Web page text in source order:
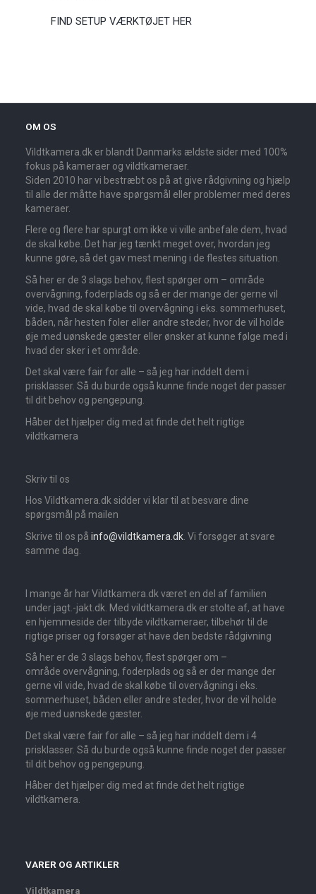
FIND SETUP VÆRKTØJET HER
OM OS
Vildtkamera.dk er blandt Danmarks ældste sider med 100%
fokus på kameraer og vildtkameraer.
Siden 2010 har vi bestræbt os på at give rådgivning og hjælp
til alle der måtte have spørgsmål eller problemer med deres
kameraer.
Flere og flere har spurgt om ikke vi ville anbefale dem, hvad
de skal købe. Det har jeg tænkt meget over, hvordan jeg
kunne gøre, så det gav mest mening i de flestes situation.
Så her er de 3 slags behov, flest spørger om – område
overvågning, foderplads og så er der mange der gerne vil
vide, hvad de skal købe til overvågning i eks. sommerhuset,
båden, når hesten foler eller andre steder, hvor de vil holde
øje med uønskede gæster eller ønsker at kunne følge med i
hvad der sker i et område.
Det skal være fair for alle – så jeg har inddelt dem i
prisklasser. Så du burde også kunne finde noget der passer
til dit behov og pengepung.
Håber det hjælper dig med at finde det helt rigtige
vildtkamera
Skriv til os
Hos Vildtkamera.dk sidder vi klar til at besvare dine
spørgsmål på mailen
Skrive til os på info@vildtkamera.dk . Vi forsøger at svare
samme dag.
I mange år har Vildtkamera.dk været en del af familien
under jagt.-jakt.dk. Med vildtkamera.dk er stolte af, at have
en hjemmeside der tilbyde vildtkameraer, tilbehør til de
rigtige priser og forsøger at have den bedste rådgivning
Så her er de 3 slags behov, flest spørger om –
område overvågning, foderplads og så er der mange der
gerne vil vide, hvad de skal købe til overvågning i eks.
sommerhuset, båden eller andre steder, hvor de vil holde
øje med uønskede gæster.
Det skal være fair for alle – så jeg har inddelt dem i 4
prisklasser. Så du burde også kunne finde noget der passer
til dit behov og pengepung.
Håber det hjælper dig med at finde det helt rigtige
vildtkamera.
VARER OG ARTIKLER
Vildtkamera